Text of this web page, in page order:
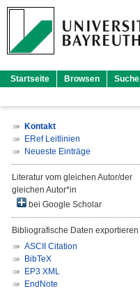
Startseite Browsen Suche
Kontakt
ERef Leitlinien
Neueste Einträge
Literatur vom gleichen Autor/der
gleichen Autor*in
bei Google Scholar
Bibliografische Daten exportieren
ASCII Citation
BibTeX
EP3 XML
EndNote